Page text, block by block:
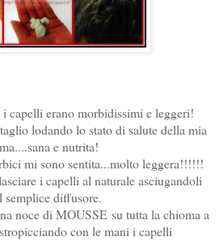
capelli erano morbidissimi e leggeri!
lodando lo stato di salute della mia
e nutrita!
mi sono sentita...molto leggera!!!!!!
i capelli al naturale asciugandoli
semplice diffusore.
noce di MOUSSE su tutta la chioma a
con le mani i capelli